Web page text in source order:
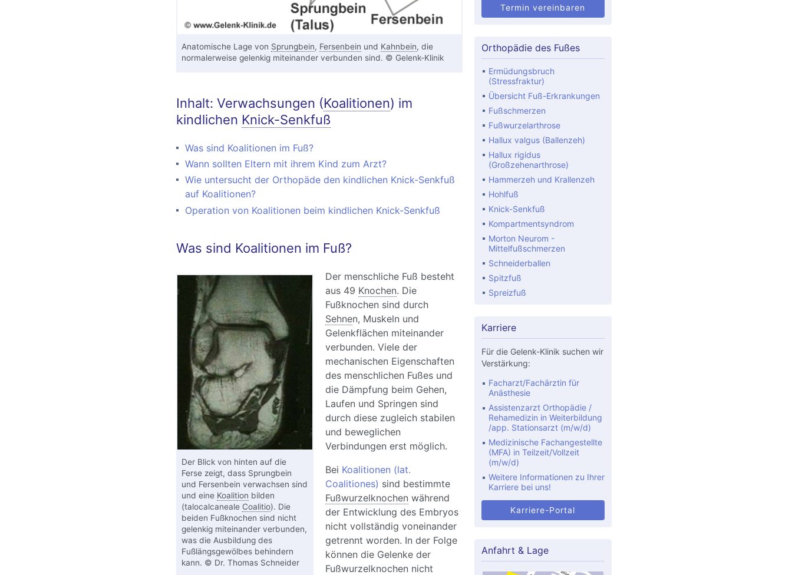
Anatomische Lage von Sprungbein, Fersenbein und Kahnbein, die
normalerweise gelenkig miteinander verbunden sind. © Gelenk-Klinik
Inhalt: Verwachsungen (Koalitionen) im
kindlichen Knick-Senkfuß
Was sind Koalitionen im Fuß?
Wann sollten Eltern mit ihrem Kind zum Arzt?
Wie untersucht der Orthopäde den kindlichen Knick-Senkfuß
auf Koalitionen?
Operation von Koalitionen beim kindlichen Knick-Senkfuß
Was sind Koalitionen im Fuß?
Der Blick von hinten auf die
Ferse zeigt, dass Sprungbein
und Fersenbein verwachsen sind
und eine Koalition bilden
(talocalcaneale Coalitio). Die
beiden Fußknochen sind nicht
gelenkig miteinander verbunden,
was die Ausbildung des
Fußlängsgewölbes behindern
kann. © Dr. Thomas Schneider
Der menschliche Fuß besteht
aus 49 Knochen. Die
Fußknochen sind durch
Sehnen, Muskeln und
Gelenkflächen miteinander
verbunden. Viele der
mechanischen Eigenschaften
des menschlichen Fußes und
die Dämpfung beim Gehen,
Laufen und Springen sind
durch diese zugleich stabilen
und beweglichen
Verbindungen erst möglich.
Bei Koalitionen (lat.
Coalitiones) sind bestimmte
Fußwurzelknochen während
der Entwicklung des Embryos
nicht vollständig voneinander
getrennt worden. In der Folge
können die Gelenke der
Fußwurzelknochen nicht
Termin vereinbaren
Orthopädie des Fußes
Ermüdungsbruch
(Stressfraktur)
Übersicht Fuß-Erkrankungen
Fußschmerzen
Fußwurzelarthrose
Hallux valgus (Ballenzeh)
Hallux rigidus
(Großzehenarthrose)
Hammerzeh und Krallenzeh
Hohlfuß
Knick-Senkfuß
Kompartmentsyndrom
Morton Neurom -
Mittelfußschmerzen
Schneiderballen
Spitzfuß
Spreizfuß
Karriere
Für die Gelenk-Klinik suchen wir
Verstärkung:
Facharzt/Fachärztin für
Anästhesie
Assistenzarzt Orthopädie /
Rehamedizin in Weiterbildung
/app. Stationsarzt (m/w/d)
Medizinische Fachangestellte
(MFA) in Teilzeit/Vollzeit
(m/w/d)
Weitere Informationen zu Ihrer
Karriere bei uns!
Karriere-Portal
Anfahrt & Lage